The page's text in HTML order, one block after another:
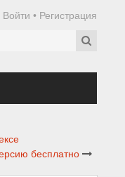
Войти • Регистрация
бесплатно